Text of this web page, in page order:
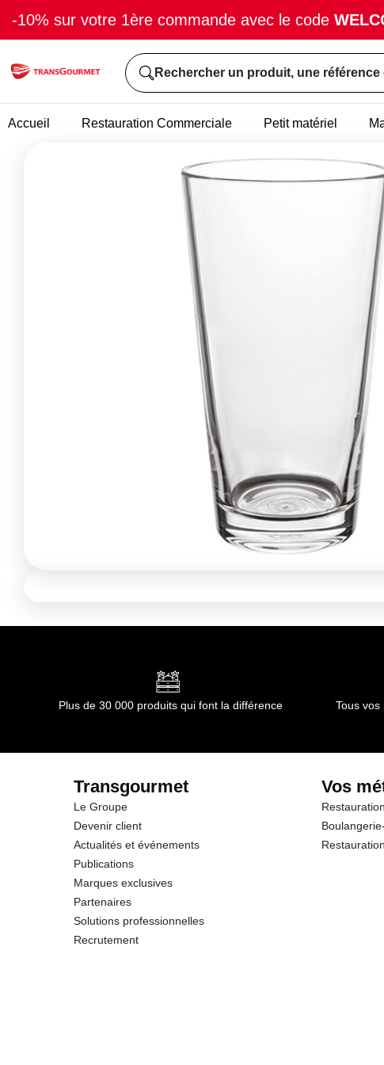
-10% sur votre 1ère commande avec le code
Rechercher un produit, une référence
Accueil Restauration Commerciale Petit matériel
Plus de 30 000 produits qui font la différence Tous
Transgourmet
Le Groupe
Devenir client
Actualités et événements
Publications
Marques exclusives
Partenaires
Solutions professionnelles
Recrutement
Vos